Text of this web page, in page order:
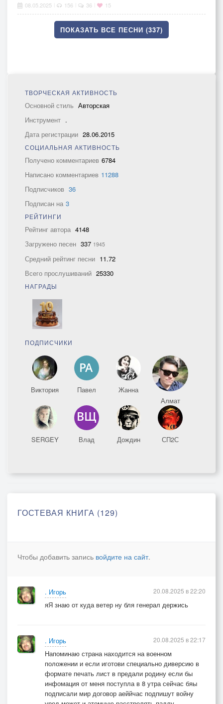
08.05.2025 156 36 15
ПОКАЗАТЬ ВСЕ ПЕСНИ (337)
ТВОРЧЕСКАЯ АКТИВНОСТЬ
Основной стиль Авторская
Инструмент .
Дата регистрации 28.06.2015
СОЦИАЛЬНАЯ АКТИВНОСТЬ
Получено комментариев 6784
Написано комментариев 11288
Подписчиков 36
Подписан на 3
РЕЙТИНГИ
Рейтинг автора 4148
Загружено песен 337 1945
Средний рейтинг песни 11.72
Всего прослушиваний 25330
НАГРАДЫ
ПОДПИСЧИКИ
Виктория Павел
Жанна
Алмат
SERGEY Влад Дождин СП2С
ГОСТЕВАЯ КНИГА (129)
Чтобы добавить запись войдите на сайт.
. Игорь
яЯ знаю от куда ветер ну бля генерал держись
20.08.2025 в 22:20
. Игорь
Напоминаю страна находится на военном
положении и если иготови специально диверсию в
формате печать лист в предали родину если бы
инфомация от меня поступла в 8 утра сейчас бяы
подписали мир договор аеййчас подпишут войну
20.08.2025 в 22:17